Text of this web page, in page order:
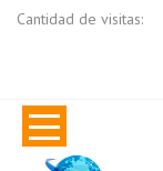
Cantidad de visitas: